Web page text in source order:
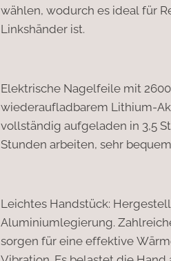
wählen, wodurch es ideal für
Linkshänder ist.
Elektrische Nagelfeile mit
wiederaufladbarem Lithium-
vollständig aufgeladen in 3,5
Stunden arbeiten, sehr
Leichtes Handstück:
Aluminiumlegierung.
sorgen für eine effektive